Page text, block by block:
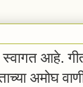
आहे.
अमोघ